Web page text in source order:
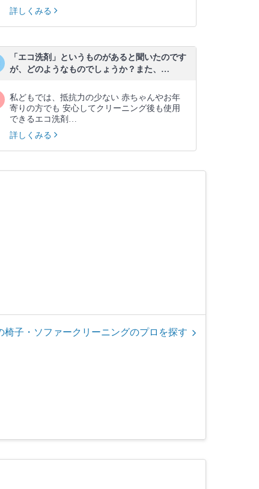
詳しくみる
「エコ洗剤」というものがあると聞いたのです
が、どのようなものでしょうか？また、…
私どもでは、抵抗力の少ない 赤ちゃんやお年
寄りの方でも 安心してクリーニング後も使用
できるエコ洗剤…
詳しくみる
椅子・ソファークリーニングのプロを探す